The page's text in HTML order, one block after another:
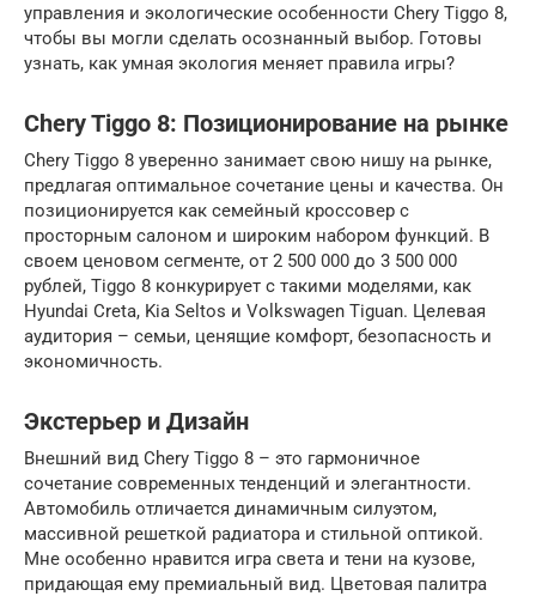
управления и экологические особенности Chery Tiggo 8,
чтобы вы могли сделать осознанный выбор. Готовы
узнать, как умная экология меняет правила игры?
Chery Tiggo 8: Позиционирование на рынке
Chery Tiggo 8 уверенно занимает свою нишу на рынке,
предлагая оптимальное сочетание цены и качества. Он
позиционируется как семейный кроссовер с
просторным салоном и широким набором функций. В
своем ценовом сегменте, от 2 500 000 до 3 500 000
рублей, Tiggo 8 конкурирует с такими моделями, как
Hyundai Creta, Kia Seltos и Volkswagen Tiguan. Целевая
аудитория – семьи, ценящие комфорт, безопасность и
экономичность.
Экстерьер и Дизайн
Внешний вид Chery Tiggo 8 – это гармоничное
сочетание современных тенденций и элегантности.
Автомобиль отличается динамичным силуэтом,
массивной решеткой радиатора и стильной оптикой.
Мне особенно нравится игра света и тени на кузове,
придающая ему премиальный вид. Цветовая палитра